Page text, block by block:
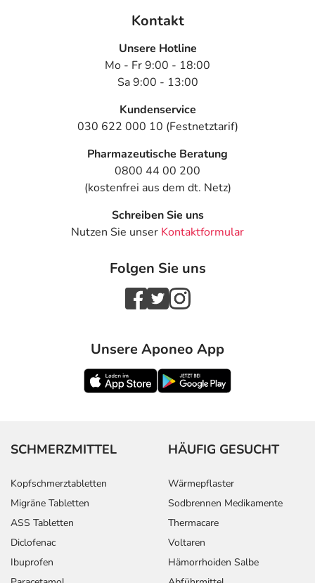
Kontakt
Unsere Hotline
Mo - Fr 9:00 - 18:00
Sa 9:00 - 13:00
Kundenservice
030 622 000 10 (Festnetztarif)
Pharmazeutische Beratung
0800 44 00 200
(kostenfrei aus dem dt. Netz)
Schreiben Sie uns
Nutzen Sie unser Kontaktformular
Folgen Sie uns
Unsere Aponeo App
SCHMERZMITTEL
Kopfschmerztabletten
Migräne Tabletten
ASS Tabletten
Diclofenac
Ibuprofen
HÄUFIG GESUCHT
Wärmepflaster
Sodbrennen Medikamente
Thermacare
Voltaren
Hämorrhoiden Salbe